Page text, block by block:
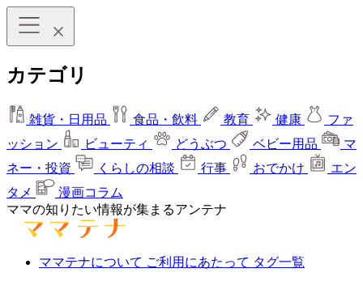
カテゴリ
雑貨・日用品 食品・飲料 教育 健康
ファ
ッション
ビューティ どうぶつ ベビー用品
マ
ネー・投資
くらしの相談 行事 おでかけ
エン
タメ
漫画コラム
ママの知りたい情報が集まるアンテナ
ママテナについて ご利用にあたって タグ一覧